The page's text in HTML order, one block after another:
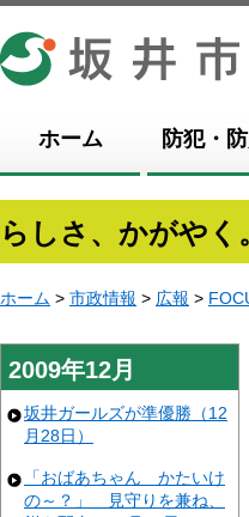
坂井市
ホーム 防犯・
らしさ、かがやく
ホーム > 市政情報 > 広報 >
2009年12月
坂井ガールズが準優勝（12
月28日）
「おばあちゃん かたいけ
の～？」 見守りを兼ね、